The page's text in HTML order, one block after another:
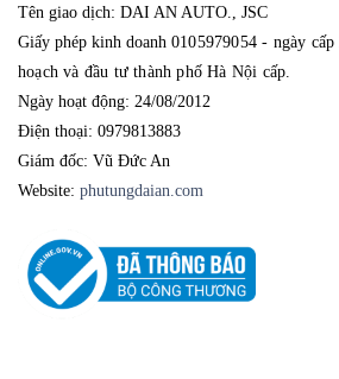
Tên giao dịch: DAI AN AUTO., JSC
Giấy phép kinh doanh 0105979054 - ngày
hoạch và đầu tư thành phố Hà Nội cấp.
Ngày hoạt động: 24/08/2012
Điện thoại: 0979813883
Giám đốc: Vũ Đức An
Website: phutungdaian.com